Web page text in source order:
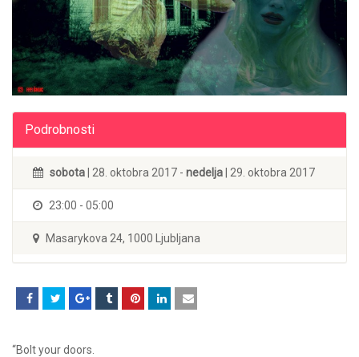
Podrobnosti
sobota | 28. oktobra 2017 - nedelja | 29. oktobra 2017
23:00 - 05:00
Masarykova 24, 1000 Ljubljana
“Bolt your doors.